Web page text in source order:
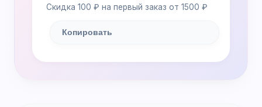
Скидка 100 ₽ на первый заказ от 1500 ₽
Копировать